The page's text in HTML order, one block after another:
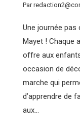
Par
Une journée
Mayet ! Chaque
offre aux
occasion de
marche qui
d’apprendre de
aux…